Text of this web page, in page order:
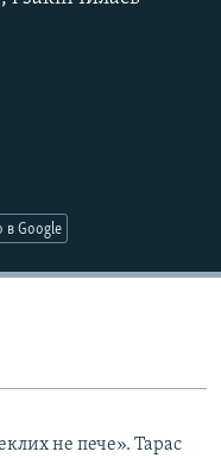
в Google
не пече». Тарас